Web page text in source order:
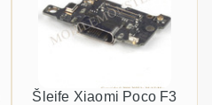
Šleife Xiaomi Poco F3